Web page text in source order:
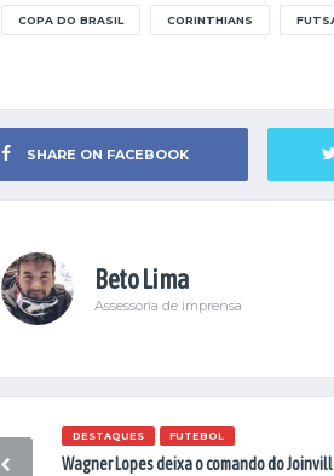
COPA DO BRASIL CORINTHIANS
SHARE ON FACEBOOK
Beto Lima
Assessoria de imprensa
DESTAQUES FUTEBOL
Wagner Lopes deixa o comando do